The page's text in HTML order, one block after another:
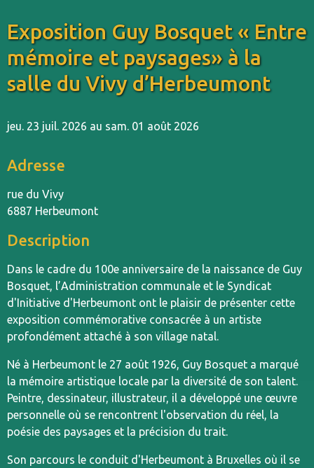
Exposition Guy Bosquet « Entre
mémoire et paysages» à la
salle du Vivy d’Herbeumont
jeu. 23 juil. 2026 au sam. 01 août 2026
Adresse
rue du Vivy
6887 Herbeumont
Description
Dans le cadre du 100e anniversaire de la naissance de Guy
Bosquet, l’Administration communale et le Syndicat
d'Initiative d'Herbeumont ont le plaisir de présenter cette
exposition commémorative consacrée à un artiste
profondément attaché à son village natal.
Né à Herbeumont le 27 août 1926, Guy Bosquet a marqué
la mémoire artistique locale par la diversité de son talent.
Peintre, dessinateur, illustrateur, il a développé une œuvre
personnelle où se rencontrent l'observation du réel, la
poésie des paysages et la précision du trait.
Son parcours le conduit d'Herbeumont à Bruxelles où il se